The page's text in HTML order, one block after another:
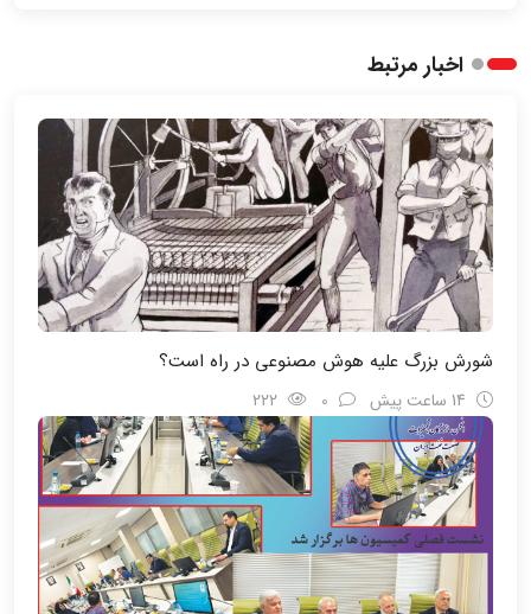
اخبار مرتبط
شورش بزرگ علیه هوش مصنوعی در راه است؟